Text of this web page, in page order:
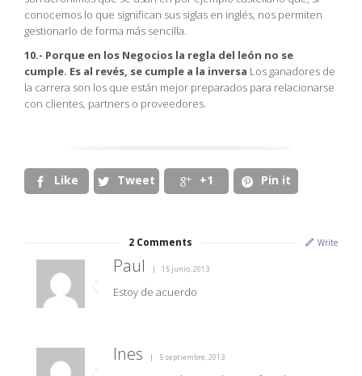
conocemos lo que significan sus siglas en inglés, nos permiten
gestionarlo de forma más sencilla.
10.- Porque en los Negocios la regla del león no se
cumple. Es al revés, se cumple a la inversa Los ganadores de
la carrera son los que están mejor preparados para relacionarse
con clientes, partners o proveedores.
 Like  Tweet  +1  Pin it
2 Comments Write
Paul 15 junio, 2013
Estoy de acuerdo
Ines 5 septiembre, 2013